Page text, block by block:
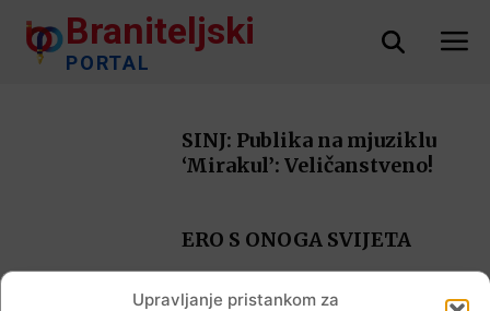
Upravljanje pristankom za
Braniteljski
PORTAL
SINJ: Publika na mjuziklu
‘Mirakul’: Veličanstveno!
ERO S ONOGA SVIJETA